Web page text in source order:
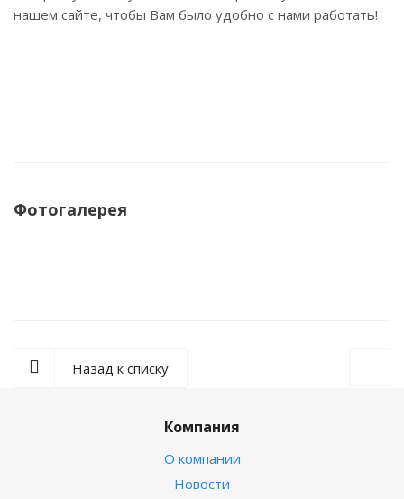
нашем сайте, чтобы Вам было удобно с нами работать!
Фотогалерея
Назад к списку
Компания
О компании
Новости